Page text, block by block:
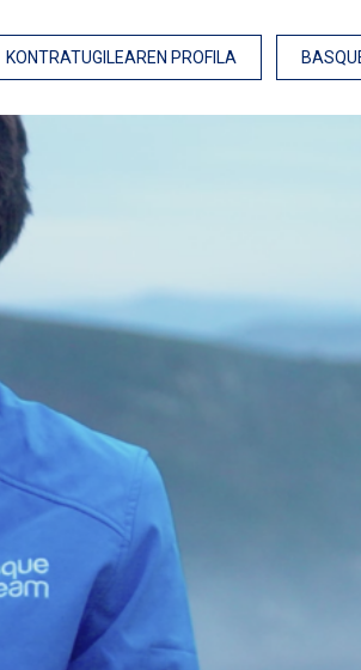
KONTRATUGILEAREN PROFILA